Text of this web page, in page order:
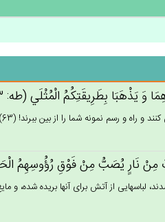
يَذْهَبَا بِطَرِيقَتِكُم‌ُ الْمُثْلَي‌ (طه: 63)
و راه و رسم نمونه شما را از بين ببرند! (63)
نَارٍ يُصَب‌ُّ مِنْ‌ فَوْق‌ِ رُؤُوسِهِم‌ُ
لباسهايى از آتش براى آنها بريده شده،